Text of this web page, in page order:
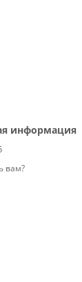
информация
вам?